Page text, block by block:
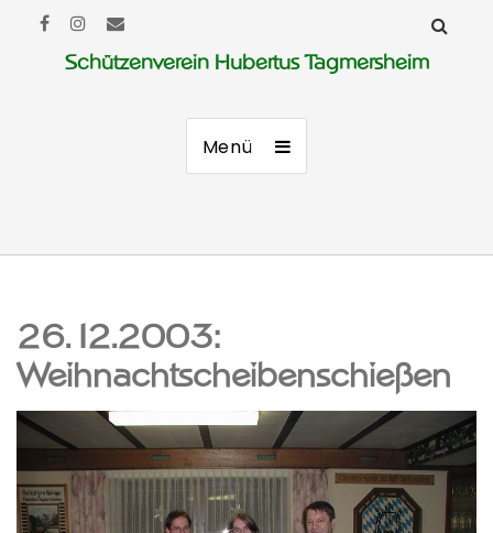
Schützenverein Hubertus Tagmersheim
Menü
26.12.2003:
Weihnachtscheibenschießen